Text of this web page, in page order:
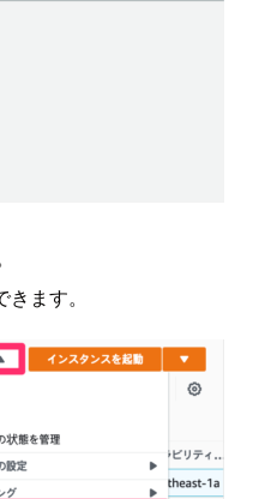
ます。